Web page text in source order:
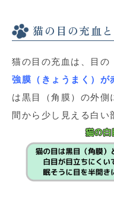
猫の目の充血と
猫の目の充血は、目の
強膜（きょうまく）が
は黒目（角膜）の外側
間から少し見える白い